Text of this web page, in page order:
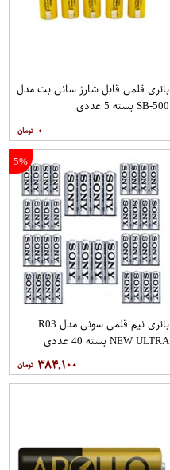
باتری قلمی قابل شارژ سانی بت مدل
SB-500 بسته 5 عددی
۰
5%
باتری نیم قلمی سونی مدل R03
NEW ULTRA بسته 40 عددی
۳۸۴,۱۰۰